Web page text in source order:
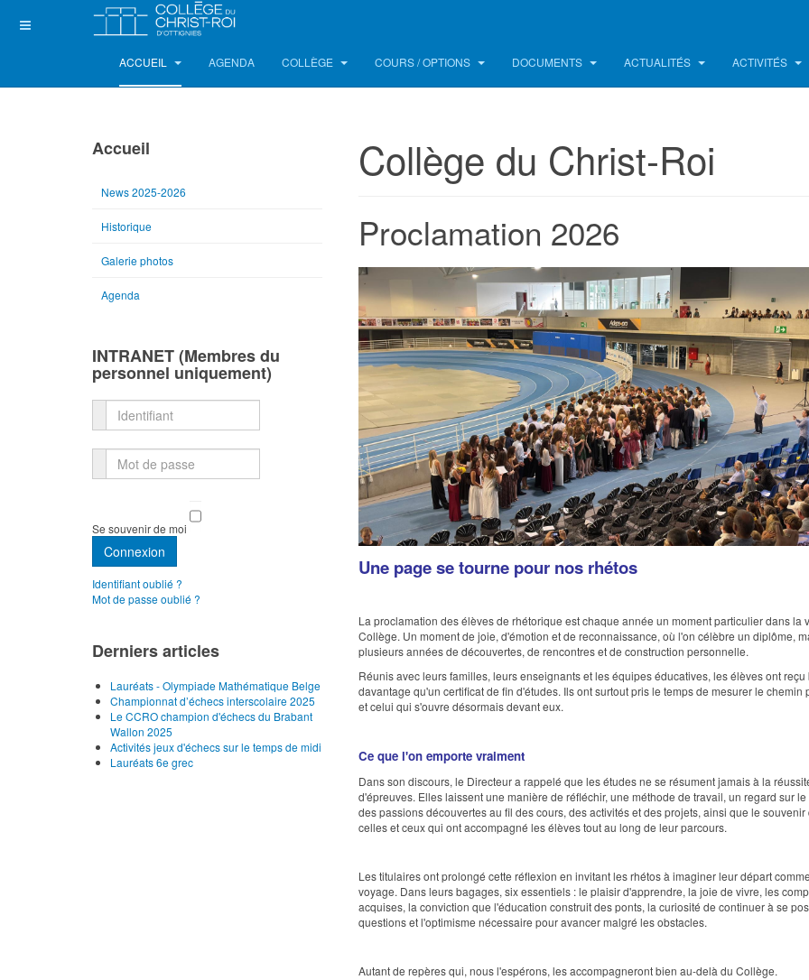
ACCUEIL AGENDA COLLÈGE COURS / OPTIONS DOCUMENTS ACTUALITÉS ACTIVITÉS
Collège du Christ-Roi
Proclamation 2026
Une page se tourne pour nos rhétos
La proclamation des élèves de rhétorique est chaque année un moment particulier dans la
Collège. Un moment de joie, d'émotion et de reconnaissance, où l'on célèbre un diplôme,
plusieurs années de découvertes, de rencontres et de construction personnelle.
Réunis avec leurs familles, leurs enseignants et les équipes éducatives, les élèves ont reçu
davantage qu'un certificat de fin d'études. Ils ont surtout pris le temps de mesurer le chemin
et celui qui s'ouvre désormais devant eux.
Ce que l'on emporte vraiment
Dans son discours, le Directeur a rappelé que les études ne se résument jamais à la
d'épreuves. Elles laissent une manière de réfléchir, une méthode de travail, un regard sur le
des passions découvertes au fil des cours, des activités et des projets, ainsi que le souvenir
celles et ceux qui ont accompagné les élèves tout au long de leur parcours.
Les titulaires ont prolongé cette réflexion en invitant les rhétos à imaginer leur départ
voyage. Dans leurs bagages, six essentiels : le plaisir d'apprendre, la joie de vivre, les
acquises, la conviction que l'éducation construit des ponts, la curiosité de continuer à se
questions et l'optimisme nécessaire pour avancer malgré les obstacles.
Autant de repères qui, nous l'espérons, les accompagneront bien au-delà du Collège.
Accueil
News 2025-2026
Historique
Galerie photos
Agenda
INTRANET (Membres du
personnel uniquement)
Identifiant
Mot de passe
Se souvenir de moi
Connexion
Identifiant oublié ?
Mot de passe oublié ?
Derniers articles
Lauréats - Olympiade Mathématique Belge
Championnat d’échecs interscolaire 2025
Le CCRO champion d'échecs du Brabant
Wallon 2025
Activités jeux d'échecs sur le temps de midi
Lauréats 6e grec